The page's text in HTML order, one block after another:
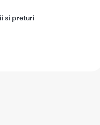
si preturi